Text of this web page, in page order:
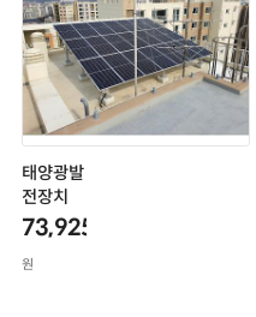
태양광발
전장치
73,925,000
원